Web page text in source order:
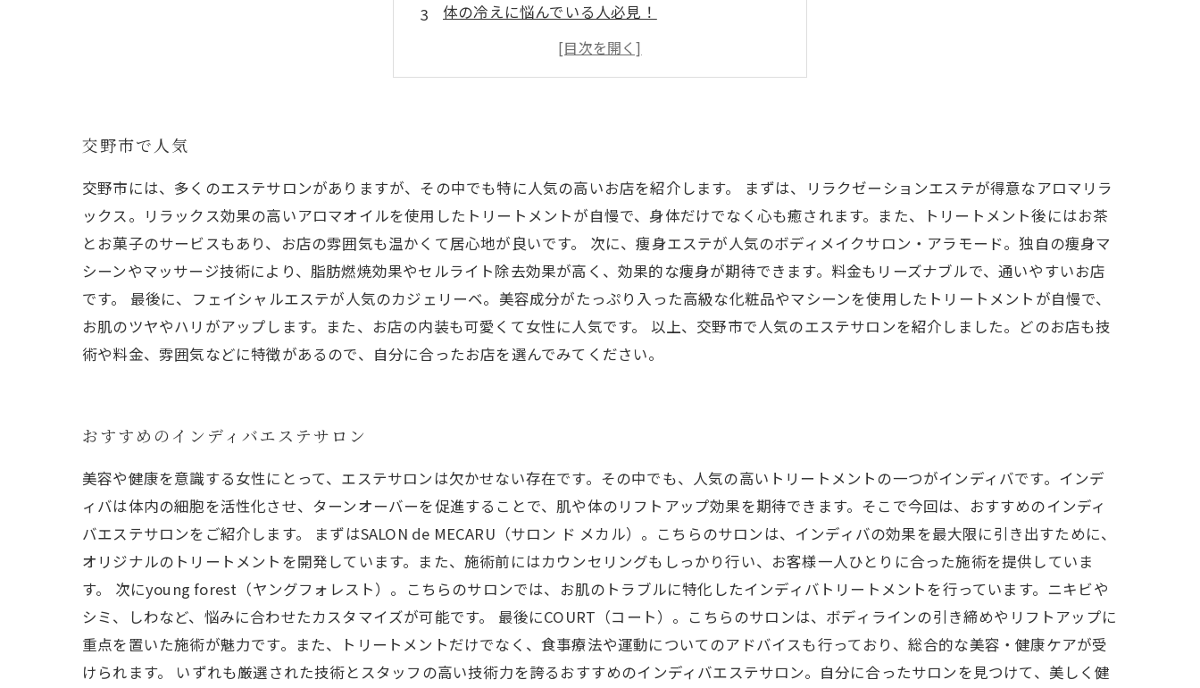
体の冷えに悩んでいる人必見！
インディバエステサロン
冷え性に特化したトリートメント
交野市で人気
交野市には、多くのエステサロンがありますが、その中でも特に人気の高いお店を紹介します。 まずは、リラクゼーションエステが得意なアロマリラ
ックス。リラックス効果の高いアロマオイルを使用したトリートメントが自慢で、身体だけでなく心も癒されます。また、トリートメント後にはお茶
とお菓子のサービスもあり、お店の雰囲気も温かくて居心地が良いです。 次に、痩身エステが人気のボディメイクサロン・アラモード。独自の痩身マ
シーンやマッサージ技術により、脂肪燃焼効果やセルライト除去効果が高く、効果的な痩身が期待できます。料金もリーズナブルで、通いやすいお店
です。 最後に、フェイシャルエステが人気のカジェリーベ。美容成分がたっぷり入った高級な化粧品やマシーンを使用したトリートメントが自慢で、
お肌のツヤやハリがアップします。また、お店の内装も可愛くて女性に人気です。 以上、交野市で人気のエステサロンを紹介しました。どのお店も技
術や料金、雰囲気などに特徴があるので、自分に合ったお店を選んでみてください。
おすすめのインディバエステサロン
美容や健康を意識する女性にとって、エステサロンは欠かせない存在です。その中でも、人気の高いトリートメントの一つがインディバです。インデ
ィバは体内の細胞を活性化させ、ターンオーバーを促進することで、肌や体のリフトアップ効果を期待できます。そこで今回は、おすすめのインディ
バエステサロンをご紹介します。 まずはSALON de MECARU（サロン ド メカル）。こちらのサロンは、インディバの効果を最大限に引き出すために、
オリジナルのトリートメントを開発しています。また、施術前にはカウンセリングもしっかり行い、お客様一人ひとりに合った施術を提供していま
す。 次にyoung forest（ヤングフォレスト）。こちらのサロンでは、お肌のトラブルに特化したインディバトリートメントを行っています。ニキビや
シミ、しわなど、悩みに合わせたカスタマイズが可能です。 最後にCOURT（コート）。こちらのサロンは、ボディラインの引き締めやリフトアップに
重点を置いた施術が魅力です。また、トリートメントだけでなく、食事療法や運動についてのアドバイスも行っており、総合的な美容・健康ケアが受
けられます。 いずれも厳選された技術とスタッフの高い技術力を誇るおすすめのインディバエステサロン。自分に合ったサロンを見つけて、美しく健